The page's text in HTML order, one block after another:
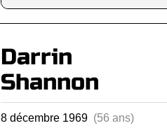
Darrin
Shannon
8 décembre 1969 (56 ans)